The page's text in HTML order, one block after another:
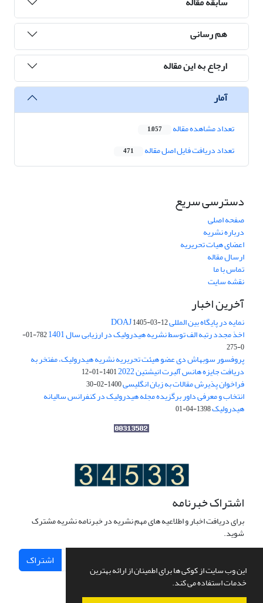
این وب سایت از کوکی ها برای اطمینان از ارائه بهترین
خدمات استفاده می کند.
هم رسانی
ارجاع به این مقاله
آمار
تعداد مشاهده مقاله 1,057
تعداد دریافت فایل اصل مقاله 471
دسترسی سریع
صفحه اصلی
درباره نشریه
اعضای هیات تحریریه
ارسال مقاله
تماس با ما
نقشه سایت
آخرین اخبار
نمایه در پایگاه بین المللی DOAJ1405-03-12
اخذ مجدد رتبه الف توسط نشریه هیدرولیک در ارزیابی سال 1401
782-01-
0-275
پروفسور سوبهاش دی عضو هیئت تحریریه نشریه هیدرولیک، مفتخر به
دریافت جایزه هانس آلبرت انیشتین 2022 1401-01-12
فراخوان پذیرش مقالات به زبان انگلیسی1400-02-30
انتخاب و معرفی داور برگزیده مجله هیدرولیک در کنفرانس سالیانه
هیدرولیک1398-04-01
اشتراک خبرنامه
برای دریافت اخبار و اطلاعیه های مهم نشریه در خبرنامه نشریه مشترک
شوید.
اشتراک